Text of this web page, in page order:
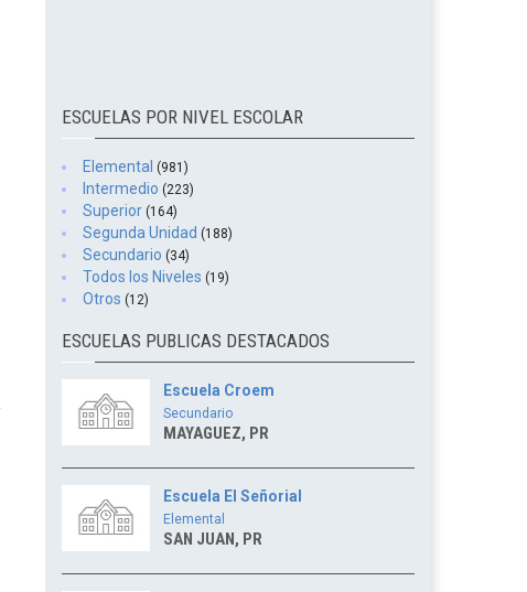
ESCUELAS POR NIVEL ESCOLAR
Elemental (981)
Intermedio (223)
Superior (164)
Segunda Unidad (188)
Secundario (34)
Todos los Niveles (19)
Otros (12)
ESCUELAS PUBLICAS DESTACADOS
Escuela Croem
Secundario
MAYAGUEZ, PR
Escuela El Señorial
Elemental
SAN JUAN, PR